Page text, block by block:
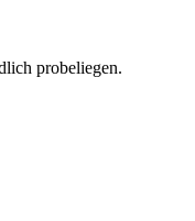
probeliegen.